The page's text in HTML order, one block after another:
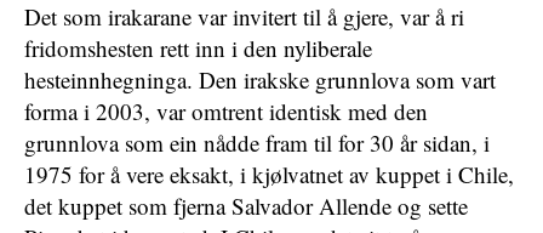
Det som irakarane var invitert til å gjere, var å ri
fridomshesten rett inn i den nyliberale
hesteinnhegninga. Den irakske grunnlova som vart
forma i 2003, var omtrent identisk med den
grunnlova som ein nådde fram til for 30 år sidan, i
1975 for å vere eksakt, i kjølvatnet av kuppet i Chile,
det kuppet som fjerna Salvador Allende og sette